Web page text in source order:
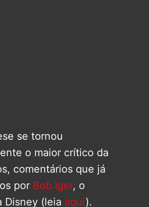
se tornou
o maior crítico da
comentários que já
por Bob Iger, o
Disney (leia aqui).